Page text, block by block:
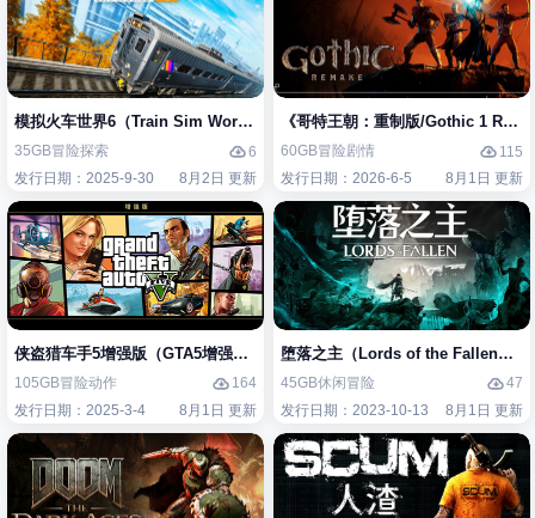
模拟火车世界6（Train Sim World 6）免安装中文版
35GB冒险探索
6
发行日期：2025-9-30
8月2日 更新
《哥特王朝：重制版/Gothic 1
60GB冒险剧情
115
发行日期：2026-6-5
8月1日 更新
侠盗猎车手5增强版（GTA5增强版（Grand Theft Auto V Enhanced）免安
105GB冒险动作
164
发行日期：2025-3-4
8月1日 更新
堕落之主（Lords of the Fallen）免
45GB休闲冒险
47
发行日期：2023-10-13
8月1日 更新